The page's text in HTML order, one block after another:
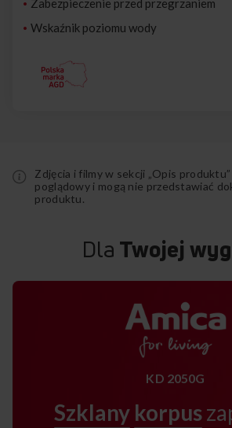
Zabezpieczenie przed przegrzaniem
Wskaźnik poziomu wody
Zdjęcia i filmy w sekcji „Opis
poglądowy i mogą nie przedstawiać
produktu.
Dla Twojej
KD 2050G
Szklany korpus